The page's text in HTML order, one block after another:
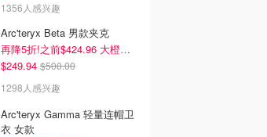
1356人感兴趣
Arc'teryx Beta 男款夹克
再降5折!之前$424.96 大橙子好显白 蹲补
$249.94 $500.00
1298人感兴趣
Arc'teryx Gamma 轻量连帽卫
衣 女款